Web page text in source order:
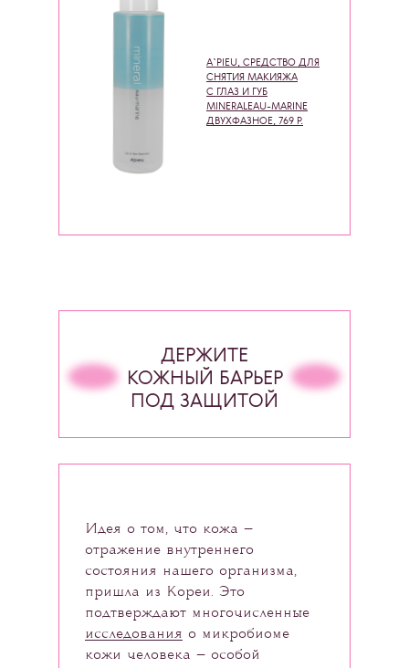
A`PIEU, СРЕДСТВО ДЛЯ
СНЯТИЯ МАКИЯЖА
С ГЛАЗ И ГУБ
MINERALEAU-MARINE
ДВУХФАЗНОЕ, 769 Р.
ДЕРЖИТЕ
КОЖНЫЙ БАРЬЕР
ПОД ЗАЩИТОЙ
Идея о том, что кожа —
отражение внутреннего
состояния нашего организма,
пришла из Кореи. Это
подтверждают многочисленные
исследования о микробиоме
кожи человека — особой